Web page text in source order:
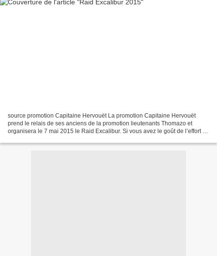
source promotion Capitaine Hervouët La promotion Capitaine Hervouët
prend le relais de ses anciens de la promotion lieutenants Thomazo et
organisera le 7 mai 2015 le Raid Excalibur. Si vous avez le goût de l’effort et